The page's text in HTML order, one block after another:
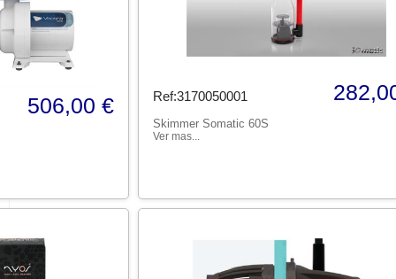
506,00 € Ref:3170050001
Skimmer Somatic 60S
Ver mas...